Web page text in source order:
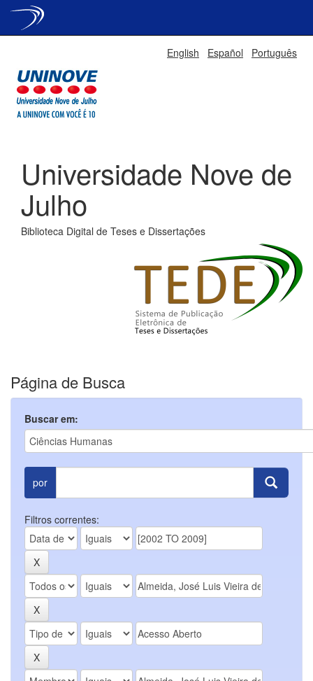
English Español Português
Universidade Nove de
Julho
Biblioteca Digital de Teses e Dissertações
Página de Busca
Buscar em:
por
Filtros correntes: